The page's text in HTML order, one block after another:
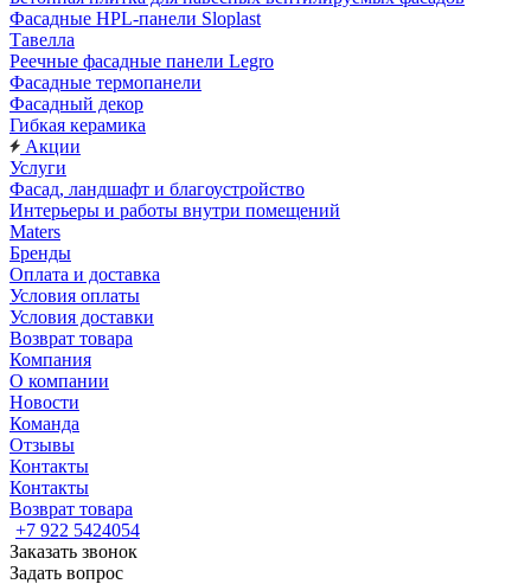
Фасадные HPL-панели Sloplast
Тавелла
Реечные фасадные панели Legro
Фасадные термопанели
Фасадный декор
Гибкая керамика
Акции
Услуги
Фасад, ландшафт и благоустройство
Интерьеры и работы внутри помещений
Maters
Бренды
Оплата и доставка
Условия оплаты
Условия доставки
Возврат товара
Компания
О компании
Новости
Команда
Отзывы
Контакты
Контакты
Возврат товара
+7 922 5424054
Заказать звонок
Задать вопрос